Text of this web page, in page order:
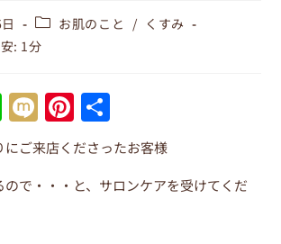
お肌のこと / くすみ
: 1分
Li
n
e
M
ix
i
Pi
nt
er
e
有
にご来店くださったお客様
で・・・と、サロンケアを受けてくだ